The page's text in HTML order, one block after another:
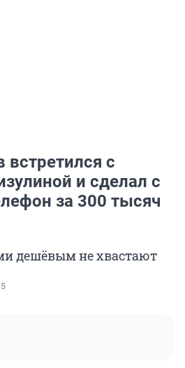
встретился с
и сделал с
за 300 тысяч
дешёвым не хвастают